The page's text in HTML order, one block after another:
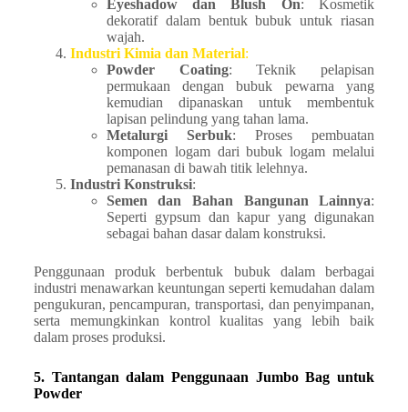
Eyeshadow dan Blush On: Kosmetik
dekoratif dalam bentuk bubuk untuk riasan
wajah.
Industri Kimia dan Material:
Powder Coating: Teknik pelapisan
permukaan dengan bubuk pewarna yang
kemudian dipanaskan untuk membentuk
lapisan pelindung yang tahan lama.
Metalurgi Serbuk: Proses pembuatan
komponen logam dari bubuk logam melalui
pemanasan di bawah titik lelehnya.
Industri Konstruksi:
Semen dan Bahan Bangunan Lainnya:
Seperti gypsum dan kapur yang digunakan
sebagai bahan dasar dalam konstruksi.
Penggunaan produk berbentuk bubuk dalam berbagai
industri menawarkan keuntungan seperti kemudahan dalam
pengukuran, pencampuran, transportasi, dan penyimpanan,
serta memungkinkan kontrol kualitas yang lebih baik
dalam proses produksi.
5. Tantangan dalam Penggunaan Jumbo Bag untuk
Powder